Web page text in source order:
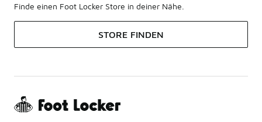
Finde einen Foot Locker Store in deiner Nähe.
STORE FINDEN